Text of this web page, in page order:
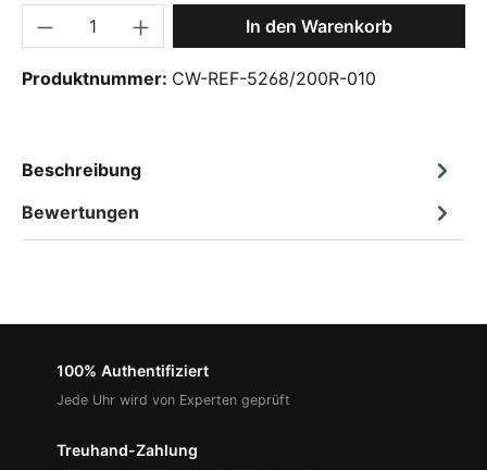
Produkt Anzahl: Gib den gewünschten
In den Warenkorb
Produktnummer: CW-REF-5268/200R-010
Beschreibung
Bewertungen
100% Authentifiziert
Jede Uhr wird von Experten geprüft
Treuhand-Zahlung